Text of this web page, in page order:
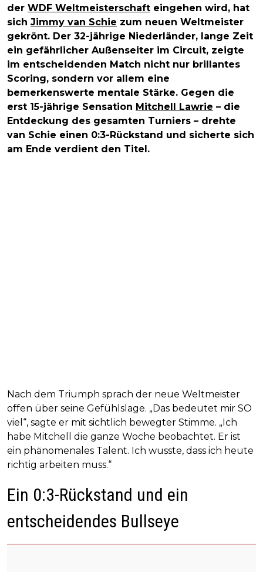
der WDF Weltmeisterschaft eingehen wird, hat
sich Jimmy van Schie zum neuen Weltmeister
gekrönt. Der 32-jährige Niederländer, lange Zeit
ein gefährlicher Außenseiter im Circuit, zeigte
im entscheidenden Match nicht nur brillantes
Scoring, sondern vor allem eine
bemerkenswerte mentale Stärke. Gegen die
erst 15-jährige Sensation Mitchell Lawrie – die
Entdeckung des gesamten Turniers – drehte
van Schie einen 0:3-Rückstand und sicherte sich
am Ende verdient den Titel.
Nach dem Triumph sprach der neue Weltmeister
offen über seine Gefühlslage. „Das bedeutet mir SO
viel“, sagte er mit sichtlich bewegter Stimme. „Ich
habe Mitchell die ganze Woche beobachtet. Er ist
ein phänomenales Talent. Ich wusste, dass ich heute
richtig arbeiten muss.“
Ein 0:3-Rückstand und ein
entscheidendes Bullseye